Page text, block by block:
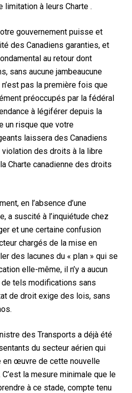
limitation à leurs Charte .
gouvernement puisse et
des Canadiens garanties, et
au retour dont
sans aucune jambeaucune
n’est pas la première fois que
préoccupés par la fédéral
à légiférer depuis la
un risque que votre
laissera des Canadiens
violation des droits à la libre
Charte canadienne des droits
en l’absence d’une
,a suscité à l’inquiétude chez
et une certaine confusion
chargés de la mise en
des lacunes du « plan » qui se
elle-même, il n’y a aucun
de tels modifications sans
de droit exige des lois, sans
des Transports a déjà été
du secteur aérien qui
en œuvre de cette nouvelle
C’est la mesure minimale que le
à ce stade, compte tenu